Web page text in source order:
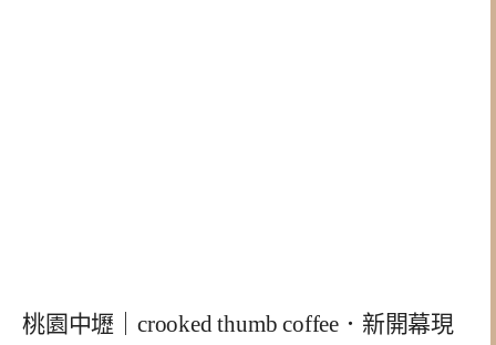
桃園中壢｜crooked thumb coffee．新開幕現